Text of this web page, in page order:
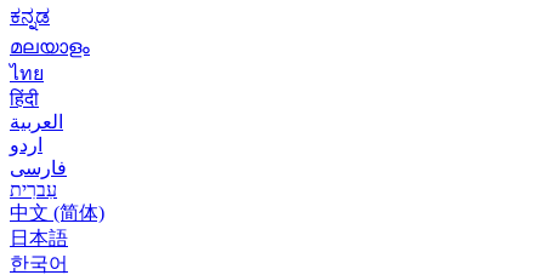
ಕನ್ನಡ
മലയാളം
ไทย
हिंदी
العربية
اردو
فارسی
עִברִית
中文 (简体)
日本語
한국어